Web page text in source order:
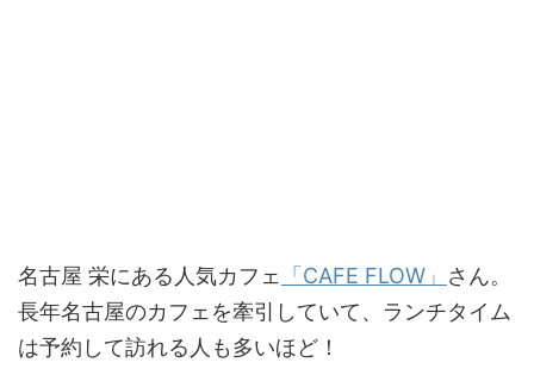
名古屋 栄にある人気カフェ 「CAFE FLOW」 さん。
長年名古屋のカフェを牽引していて、ランチタイム
は予約して訪れる人も多いほど！